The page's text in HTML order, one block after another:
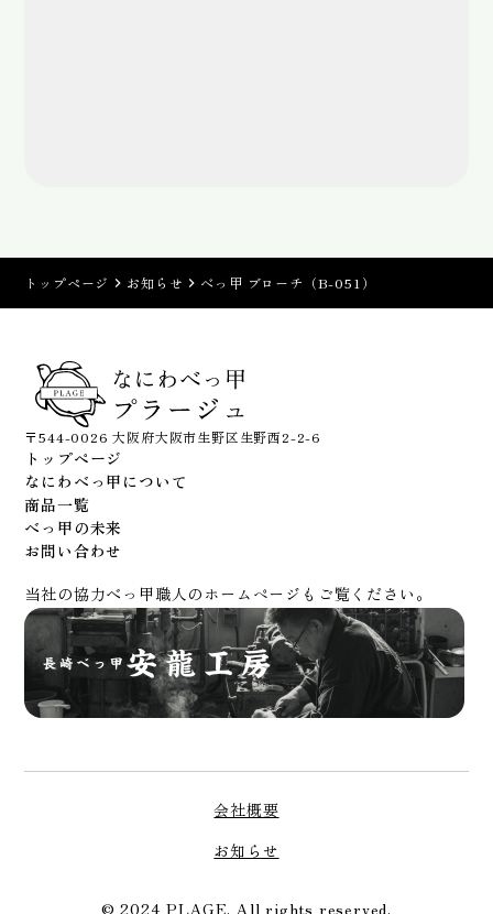
トップページ お知らせ べっ甲 ブローチ（B-051）
〒544-0026 大阪府大阪市生野区生野西2-2-6
トップページ
なにわべっ甲について
商品一覧
べっ甲の未来
お問い合わせ
当社の協力べっ甲職人のホームページもご覧ください。
© 2024 PLAGE. All rights reserved.
会社概要
お知らせ